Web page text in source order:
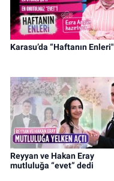
Karasu’da “Haftanın Enleri"
Reyyan ve Hakan Eray
mutluluğa “evet” dedi